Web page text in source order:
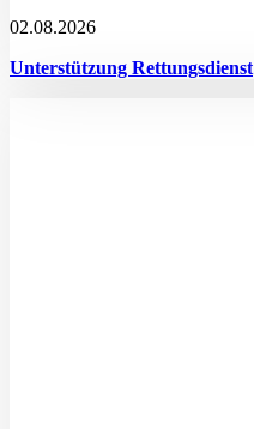
02.08.2026
Unterstützung Rettungsdienst